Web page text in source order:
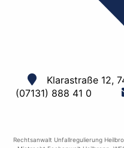
Klarastraße 12,
(07131) 888 41 0
Rechtsanwalt Unfallregulierung